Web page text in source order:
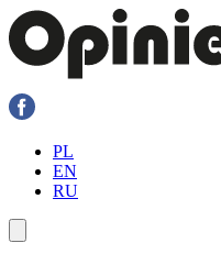
PL
EN
RU